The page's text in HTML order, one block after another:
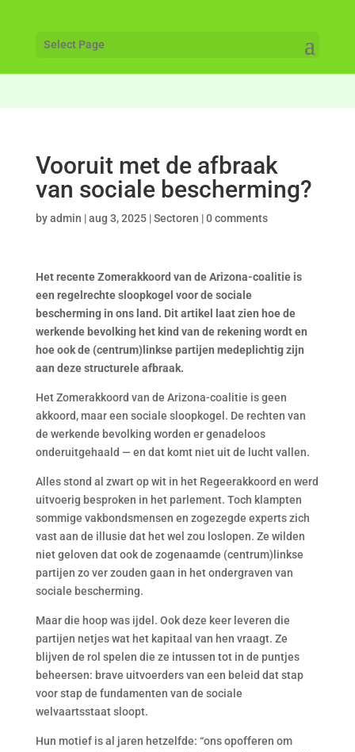
Select Page
Vooruit met de afbraak
van sociale bescherming?
byadmin |aug 3, 2025|Sectoren |0 comments
Het recente Zomerakkoord van de Arizona-coalitie is
een regelrechte sloopkogel voor de sociale
bescherming in ons land. Dit artikel laat zien hoe de
werkende bevolking het kind van de rekening wordt en
hoe ook de (centrum)linkse partijen medeplichtig zijn
aan deze structurele afbraak.
Het Zomerakkoord van de Arizona-coalitie is geen
akkoord, maar een sociale sloopkogel. De rechten van
de werkende bevolking worden er genadeloos
onderuitgehaald — en dat komt niet uit de lucht vallen.
Alles stond al zwart op wit in het Regeerakkoord en werd
uitvoerig besproken in het parlement. Toch klampten
sommige vakbondsmensen en zogezegde experts zich
vast aan de illusie dat het wel zou loslopen. Ze wilden
niet geloven dat ook de zogenaamde (centrum)linkse
partijen zo ver zouden gaan in het ondergraven van
sociale bescherming.
Maar die hoop was ijdel. Ook deze keer leveren die
partijen netjes wat het kapitaal van hen vraagt. Ze
blijven de rol spelen die ze intussen tot in de puntjes
beheersen: brave uitvoerders van een beleid dat stap
voor stap de fundamenten van de sociale
welvaartsstaat sloopt.
Hun motief is al jaren hetzelfde: “ons opofferen om